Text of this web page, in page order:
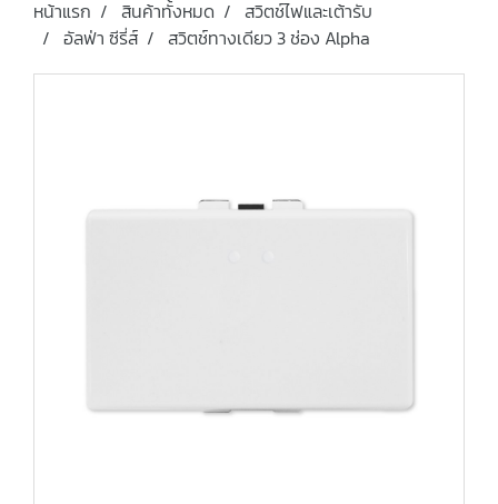
หน้าแรก สินค้าทั้งหมด
สวิตช์ไฟและเต้ารับ
อัลฟ่า ซีรี่ส์
สวิตช์ทางเดียว 3 ช่อง Alpha